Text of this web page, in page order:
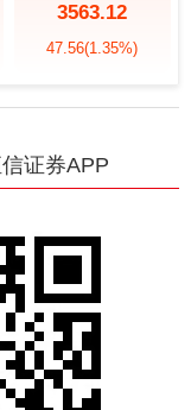
3563.12
47.56(1.35%)
证券APP